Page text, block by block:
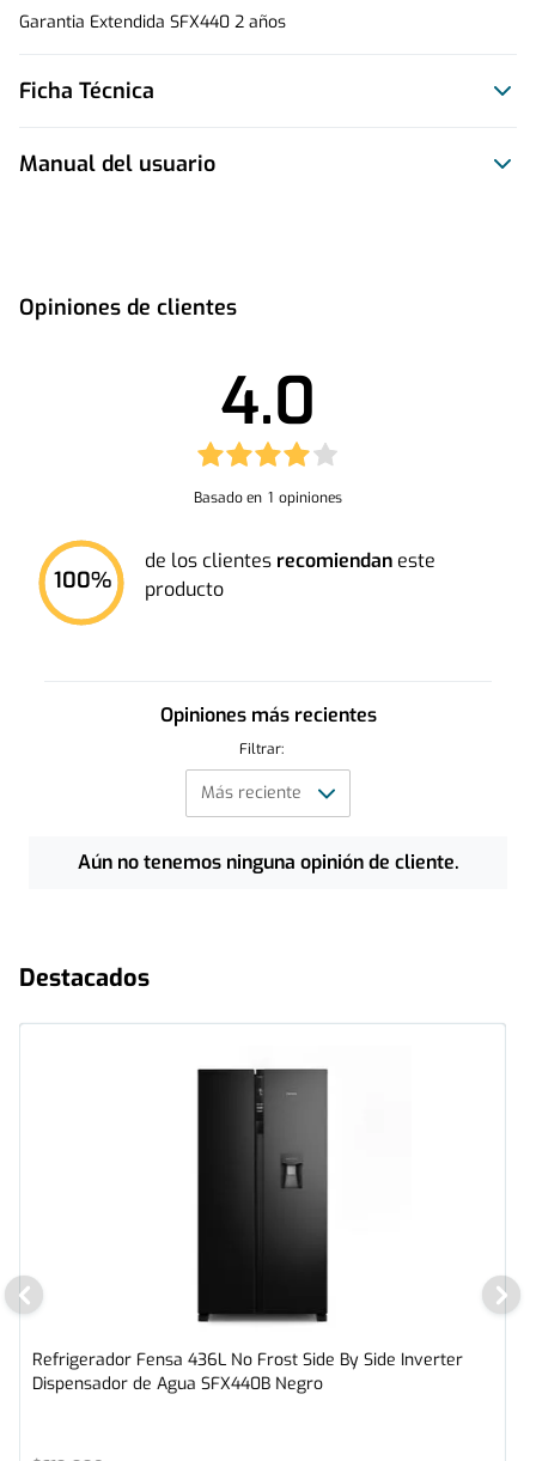
Garantia Extendida SFX440 2 años
Ficha Técnica
Manual del usuario
Opiniones de clientes
4.0
Basado en 1 opiniones
100%
de los clientes recomiendan este
producto
Opiniones más recientes
Filtrar:
Aún no tenemos ninguna opinión de cliente.
Destacados
Refrigerador Fensa 436L No Frost Side By Side Inverter
Dispensador de Agua SFX440B Negro